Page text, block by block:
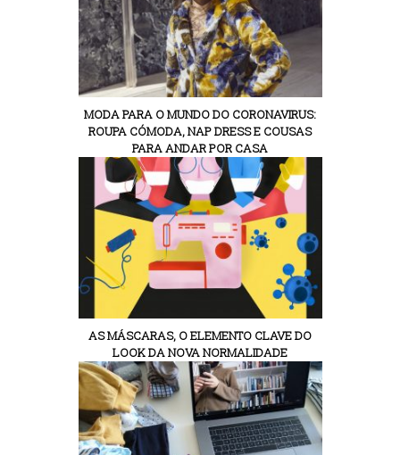
MODA PARA O MUNDO DO CORONAVIRUS:
ROUPA CÓMODA, NAP DRESS E COUSAS
PARA ANDAR POR CASA
AS MÁSCARAS, O ELEMENTO CLAVE DO
LOOK DA NOVA NORMALIDADE